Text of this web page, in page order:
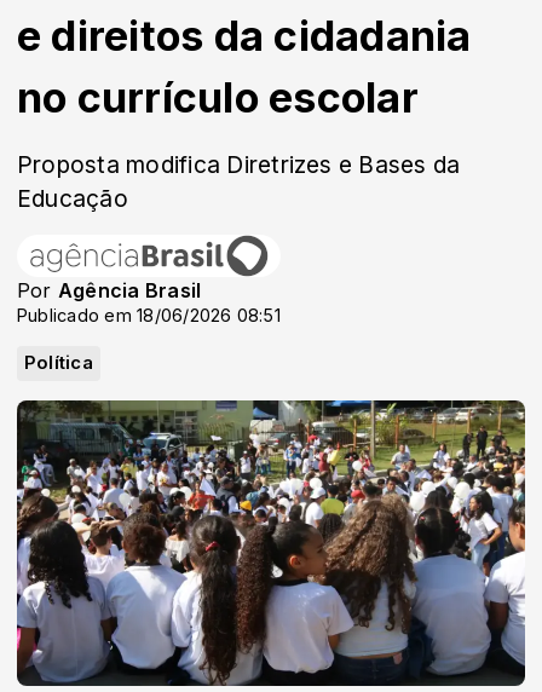
e direitos da cidadania
no currículo escolar
Proposta modifica Diretrizes e Bases da
Educação
Por Agência Brasil
Publicado em 18/06/2026 08:51
Política